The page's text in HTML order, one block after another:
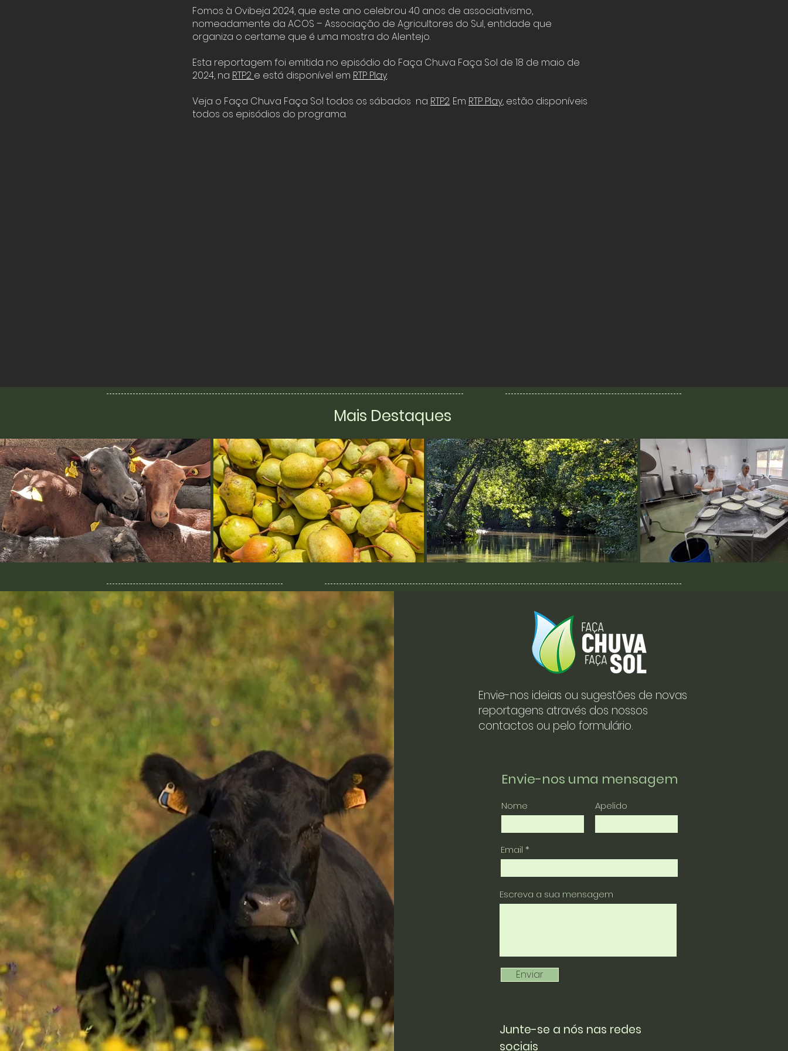
Fomos à Ovibeja 2024, que este ano celebrou 40 anos de associativismo,
nomeadamente da ACOS – Associação de Agricultores do Sul, entidade que
organiza o certame que é uma mostra do Alentejo.
Esta reportagem foi emitida no episódio do Faça Chuva Faça Sol de 18 de maio de
2024, na RTP2 e está disponível em RTP Play.
Veja o Faça Chuva Faça Sol todos os sábados na RTP2. Em RTP Play, estão disponíveis
todos os episódios do programa.
Mais Destaques
Envie-nos ideias ou sugestões de novas
reportagens através dos nossos
contactos ou pelo formulário.
Envie-nos uma mensagem
Nome Apelido
Email
Escreva a sua mensagem
Enviar
Junte-se a nós nas redes
sociais